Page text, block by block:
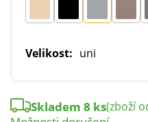
Velikost: uni
Skladem 8 ks(zboží